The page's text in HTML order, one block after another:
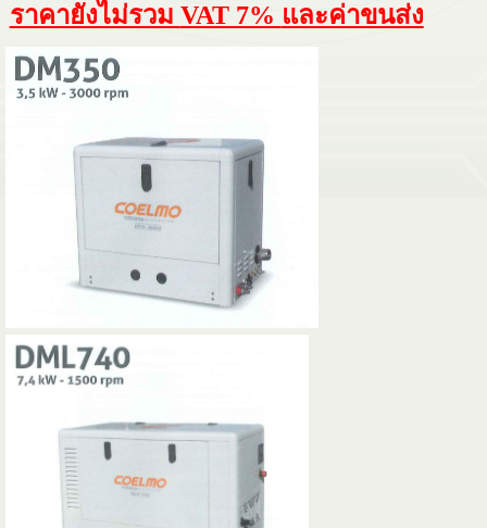
ราคายังไม่รวม VAT 7% และค่าขนส่ง